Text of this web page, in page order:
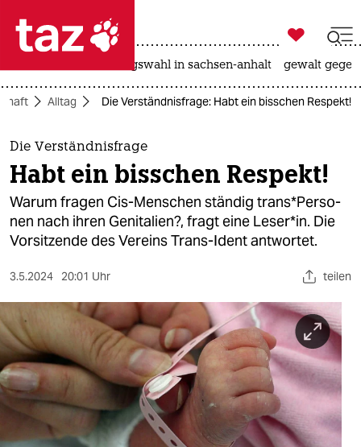
 taz zahl ich
taz zahl ich
themen
politik
öko
sport
berlin
nord
wahrheit

taz zahl ich
landtagswahl in sachsen-anhalt gewalt
Alltag Die Verständnisfrage: Habt ein bisschen Respekt!
Die Verständnisfrage
Habt ein bisschen Respekt!
Warum fragen Cis-Menschen ständig trans*­Per­so­
nen nach ihren Genitalien?, fragt eine Leser*in. Die
Vorsitzende des Vereins Trans-Ident antwortet.
3.5.2024 20:01 Uhr teilen